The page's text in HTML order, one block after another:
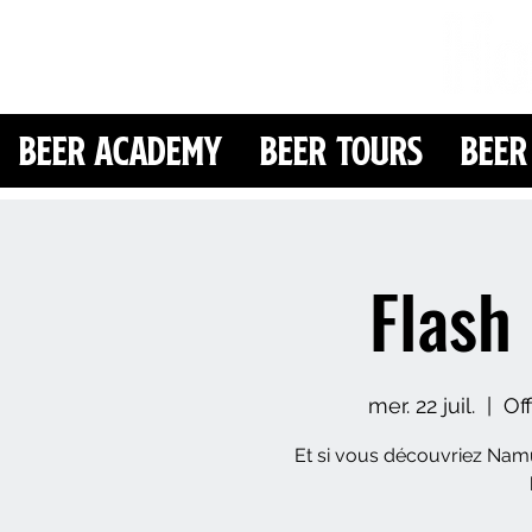
Beer Academy Beer Tours
mer. 22 juil.
  |
Et si vous découvriez